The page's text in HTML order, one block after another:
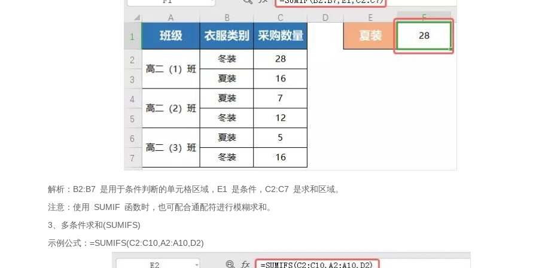
解析：B2:B7 是用于条件判断的单元格区域，E1 是条件，C2:C7 是求和区域。
注意：使用 SUMIF 函数时，也可配合通配符进行模糊求和。
3、多条件求和(SUMIFS)
示例公式：=SUMIFS(C2:C10,A2:A10,D2)